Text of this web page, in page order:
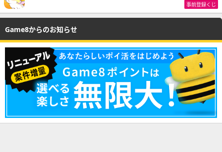
事前登録くじ
Game8からのお知らせ